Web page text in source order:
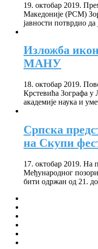
19. октобар 2019.
Македоније (РСМ)
јавности потврдио да
Изложба
МАНУ
18. октобар 2019.
Крстевића Зографа
академије наука и
Српска
на Скупи
17. октобар 2019. На
Међународног
бити одржан од 21.